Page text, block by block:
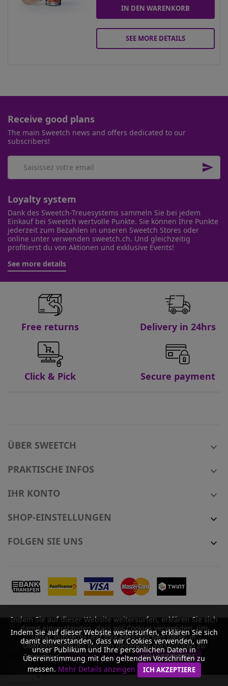
Nikotin
Menge
IN DEN WARENKORB
Indem Sie auf dieser Website weitersurfen, erklären Sie sich
damit einverstanden, dass wir Cookies verwenden, um
unser Publikum und Ihre persönlichen Daten in
Übereinstimmung mit den geltenden Vorschriften zu
messen. Mehr Details anzeigen ICH AKZEPTIERE
IN DEN WARENKORB
SEE MORE DETAILS
Receive good plans
The main Sweetch news and offers dedicated to our
subscribers!

Loyalty system
Dank des Sweetch-Treuesystems sammeln Sie bei jedem
Einkauf bei Sweetch wertvolle Punkte. Sie können Ihre Punkte
jederzeit zum Bezahlen in unseren Sweetch Stores oder
online unter verwenden sweetch.ch. Und gleichzeitig
profitierst du von Aktionen und exklusive Events!
See more details
Free returns Delivery in 24hrs
Click & Pick Secure payment
ÜBER SWEETCH

PRAKTISCHE INFOS

IHR KONTO

SHOP-EINSTELLUNGEN

FOLGEN SIE UNS

Indem Sie auf dieser Website weitersurfen, erklären Sie sich
damit einverstanden, dass wir Cookies verwenden, um
unser Publikum und Ihre persönlichen Daten in
Übereinstimmung mit den geltenden Vorschriften zu
messen. Mehr Details anzeigen ICH AKZEPTIERE
© 2026 - online-shop von PrestaShop™